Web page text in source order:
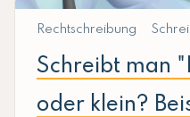
Rechtschreibung
Schreibt man
oder klein?